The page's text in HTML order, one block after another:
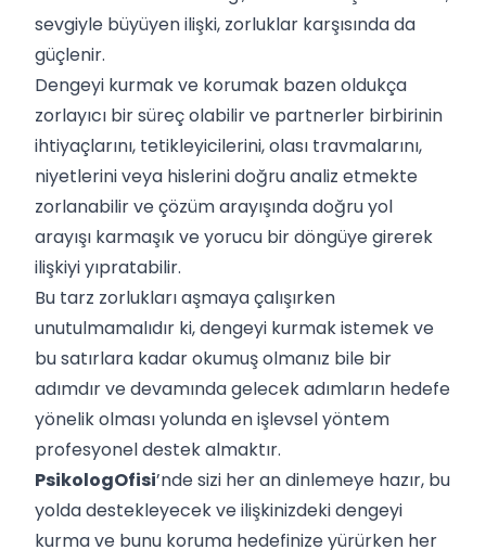
sevgiyle büyüyen ilişki, zorluklar karşısında da
güçlenir.
Dengeyi kurmak ve korumak bazen oldukça
zorlayıcı bir süreç olabilir ve partnerler birbirinin
ihtiyaçlarını, tetikleyicilerini, olası travmalarını,
niyetlerini veya hislerini doğru analiz etmekte
zorlanabilir ve çözüm arayışında doğru yol
arayışı karmaşık ve yorucu bir döngüye girerek
ilişkiyi yıpratabilir.
Bu tarz zorlukları aşmaya çalışırken
unutulmamalıdır ki, dengeyi kurmak istemek ve
bu satırlara kadar okumuş olmanız bile bir
adımdır ve devamında gelecek adımların hedefe
yönelik olması yolunda en işlevsel yöntem
profesyonel destek almaktır.
PsikologOfisi’nde sizi her an dinlemeye hazır, bu
yolda destekleyecek ve ilişkinizdeki dengeyi
kurma ve bunu koruma hedefinize yürürken her